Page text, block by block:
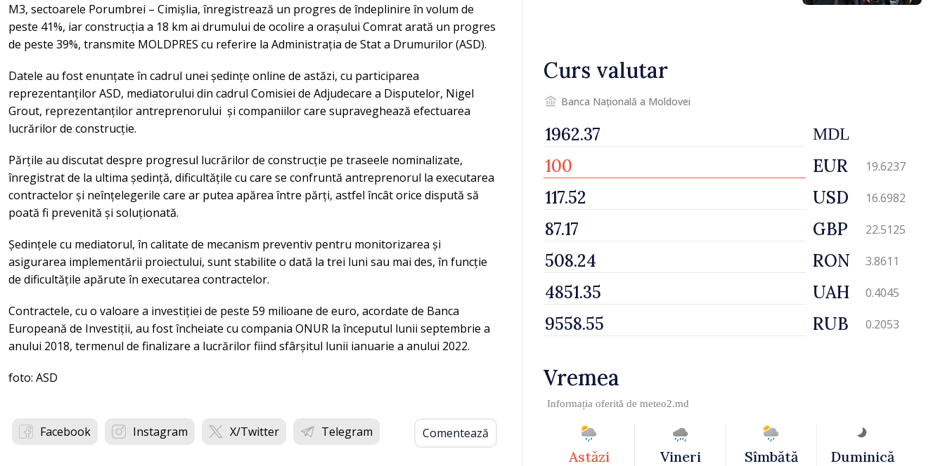
M3, sectoarele Porumbrei – Cimișlia, înregistrează un progres de îndeplinire în volum de
peste 41%, iar construcția a 18 km ai drumului de ocolire a orașului Comrat arată un progres
de peste 39%, transmite MOLDPRES cu referire la Administrația de Stat a Drumurilor (ASD).
Datele au fost enunțate în cadrul unei ședințe online de astăzi, cu participarea
reprezentanților ASD, mediatorului din cadrul Comisiei de Adjudecare a Disputelor, Nigel
Grout, reprezentanților antreprenorului și companiilor care supraveghează efectuarea
lucrărilor de construcție.
Părțile au discutat despre progresul lucrărilor de construcție pe traseele nominalizate,
înregistrat de la ultima ședință, dificultățile cu care se confruntă antreprenorul la executarea
contractelor și neînțelegerile care ar putea apărea între părți, astfel încât orice dispută să
poată fi prevenită și soluționată.
Ședințele cu mediatorul, în calitate de mecanism preventiv pentru monitorizarea și
asigurarea implementării proiectului, sunt stabilite o dată la trei luni sau mai des, în funcție
de dificultățile apărute în executarea contractelor.
Contractele, cu o valoare a investiției de peste 59 milioane de euro, acordate de Banca
Europeană de Investiții, au fost încheiate cu compania ONUR la începutul lunii septembrie a
anului 2018, termenul de finalizare a lucrărilor fiind sfârșitul lunii ianuarie a anului 2022.
foto: ASD
Facebook Instagram X/Twitter Telegram Comentează
Curs valutar
Banca Națională a Moldovei
MDL
EUR 19.6237
USD 16.6982
GBP 22.5125
RON 3.8611
UAH 0.4045
RUB 0.2053
Vremea
Informația oferită de meteo2.md
Astăzi Vineri Sîmbătă Duminică